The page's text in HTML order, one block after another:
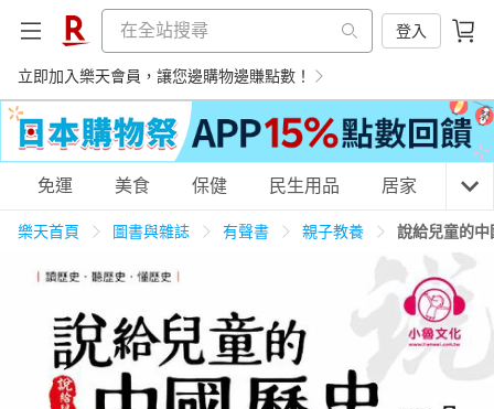
登入
立即加入樂天會員，讓您邊購物邊賺點數！
購物網分類
民生用品
居家生活 3C家電 運動休閒
免運 美食 保健 民生用品 居家 3C
樂天首頁 圖書與雜誌 有聲書 親子教養 說給兒童的